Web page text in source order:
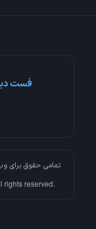
فست
تمامی حقوق برای
rights reserved.